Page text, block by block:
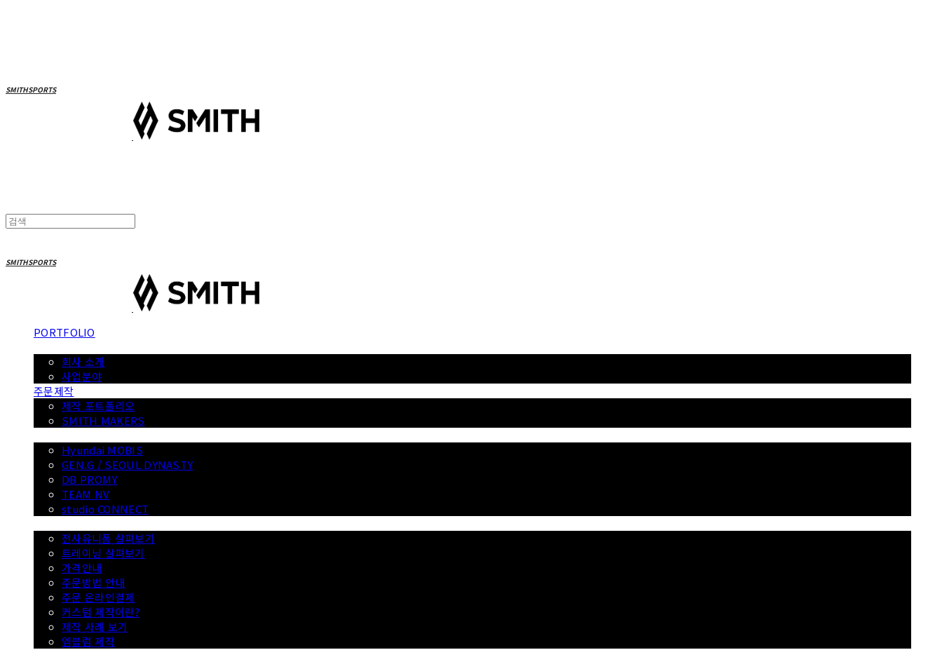
SMITHSPORTS
SMITHSPORTS
PORTFOLIO
회사 소개
사업분야
주문제작
제작 포트폴리오
SMITH MAKERS
Hyundai MOBIS
GEN.G / SEOUL DYNASTY
DB PROMY
TEAM NV
studio CONNECT
전사유니폼 살펴보기
트레이닝 살펴보기
가격안내
주문방법 안내
주문 온라인결제
커스텀 제작이란?
제작 사례 보기
엠블럼 제작